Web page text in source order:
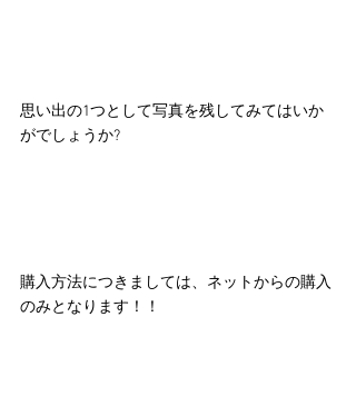
思い出の1つとして写真を残してみてはいか
がでしょうか?
購入方法につきましては、ネットからの購入
のみとなります！！